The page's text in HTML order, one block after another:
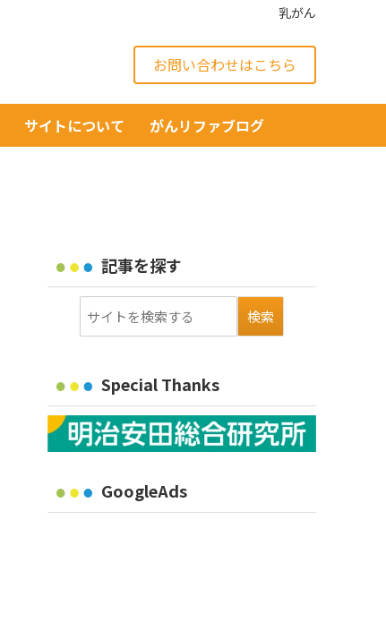
乳がん
お問い合わせはこちら
サイトについて がんリファブログ
記事を探す
Special Thanks
GoogleAds